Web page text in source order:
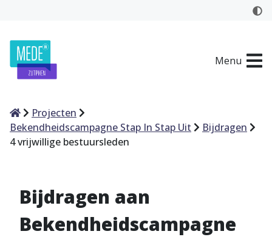
Menu
HomeProjecten
Bekendheidscampagne Stap In Stap Uit
Bijdragen
4 vrijwillige bestuursleden
Bijdragen aan
Bekendheidscampagne